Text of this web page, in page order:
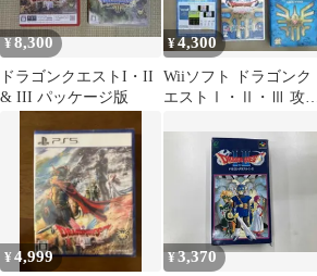
¥8,300
ドラゴンクエストI・II
& III パッケージ版
¥4,300
Wiiソフト ドラゴンク
エストⅠ・Ⅱ・Ⅲ 攻略
¥4,999 ¥3,370